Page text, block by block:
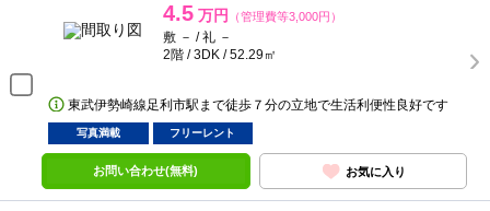
4.5 万円 （管理費等3,000円）
敷 － / 礼 －
2階 / 3DK / 52.29㎡
東武伊勢崎線足利市駅まで徒歩７分の立地で生活利便性良好です
写真満載 フリーレント
お問い合わせ(無料) お気に入り